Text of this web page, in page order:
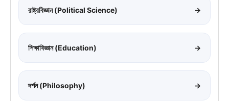
রাষ্ট্রবিজ্ঞান (Political Science) →
শিক্ষাবিজ্ঞান (Education) →
দর্শন (Philosophy) →